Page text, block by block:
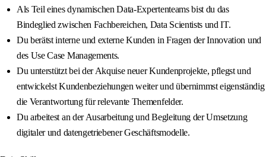
Als Teil eines dynamischen Data-Expertenteams bist du das
Bindeglied zwischen Fachbereichen, Data Scientists und IT.
Du berätst interne und externe Kunden in Fragen der Innovation und
des Use Case Managements.
Du unterstützt bei der Akquise neuer Kundenprojekte, pflegst und
entwickelst Kundenbeziehungen weiter und übernimmst eigenständig
die Verantwortung für relevante Themenfelder.
Du arbeitest an der Ausarbeitung und Begleitung der Umsetzung
digitaler und datengetriebener Geschäftsmodelle.